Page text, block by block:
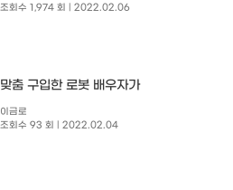
조회수 1,974 회
| 2022.02.06
맞춤 구입한 로봇 배우자가
이금로
조회수 93 회
| 2022.02.04